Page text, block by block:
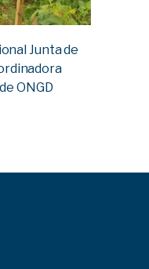
Junta de
ONGD